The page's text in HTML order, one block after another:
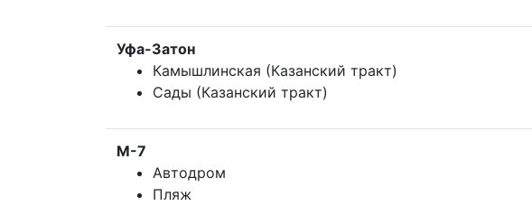
Уфа-Затон
Камышлинская (Казанский тракт)
Сады (Казанский тракт)
М-7
Автодром
Пляж